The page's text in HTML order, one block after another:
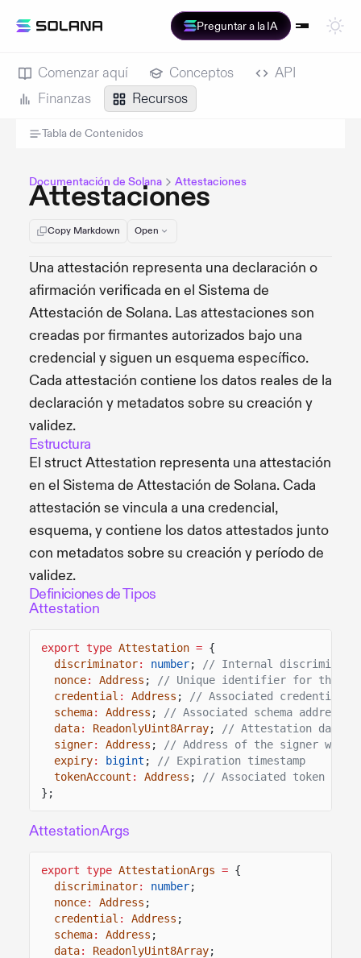
Preguntar a la IA
Comenzar aquí Conceptos
API
Finanzas
Recursos
Tabla de Contenidos
Documentación de Solana Attestaciones
Attestaciones
Copy Markdown Open
Una attestación representa una declaración o
afirmación verificada en el Sistema de
Attestación de Solana. Las attestaciones son
creadas por firmantes autorizados bajo una
credencial y siguen un esquema específico.
Cada attestación contiene los datos reales de la
declaración y metadatos sobre su creación y
validez.
Estructura
El struct Attestation representa una attestación
en el Sistema de Attestación de Solana. Cada
attestación se vincula a una credencial,
esquema, y contiene los datos attestados junto
con metadatos sobre su creación y período de
validez.
Definiciones de Tipos
Attestation
export type Attestation = {
discriminator: number;
// Internal
nonce: Address ;
// Unique identifier for the
credential : Address ;
// Associated credential
schema: Address ;
// Associated schema address
data: ReadonlyUint8Array;
// Attestation data
signer: Address ;
// Address of the signer who
expiry: bigint ;
// Expiration timestamp
tokenAccount : Address ;
// Associated token
};
AttestationArgs
export type AttestationArgs = {
discriminator: number;
nonce: Address ;
credential : Address ;
schema: Address ;
data: ReadonlyUint8Array;